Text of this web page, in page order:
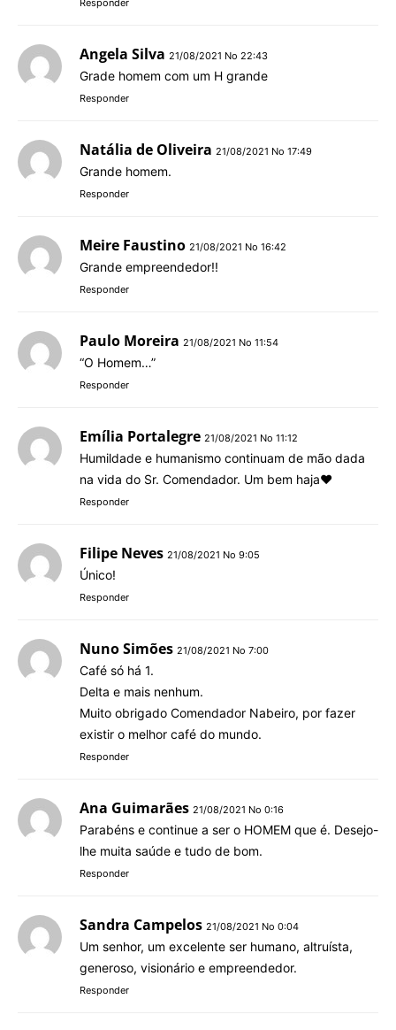
Angela Silva 21/08/2021 No 22:43
Grade homem com um H grande
Responder
Natália de Oliveira 21/08/2021 No 17:49
Grande homem.
Responder
Meire Faustino 21/08/2021 No 16:42
Grande empreendedor!!
Responder
Paulo Moreira 21/08/2021 No 11:54
“O Homem…”
Responder
Emília Portalegre 21/08/2021 No 11:12
Humildade e humanismo continuam de mão dada
na vida do Sr. Comendador. Um bem haja❤
Responder
Filipe Neves 21/08/2021 No 9:05
Único!
Responder
Nuno Simões 21/08/2021 No 7:00
Café só há 1.
Delta e mais nenhum.
Muito obrigado Comendador Nabeiro, por fazer
existir o melhor café do mundo.
Responder
Ana Guimarães 21/08/2021 No 0:16
Parabéns e continue a ser o HOMEM que é. Desejo-
lhe muita saúde e tudo de bom.
Responder
Sandra Campelos 21/08/2021 No 0:04
Um senhor, um excelente ser humano, altruísta,
generoso, visionário e empreendedor.
Responder